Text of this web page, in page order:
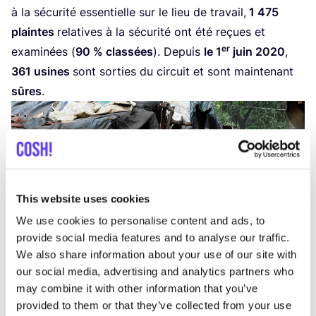
This website uses cookies
We use cookies to personalise content and ads, to
provide social media features and to analyse our traffic.
We also share information about your use of our site with
our social media, advertising and analytics partners who
may combine it with other information that you’ve
provided to them or that they’ve collected from your use
à la sécu­ri­té essen­tielle sur le lieu de tra­vail, 1 475
plaintes rela­tives à la sécu­ri­té ont été reçues et
exa­mi­nées (90 % clas­sées). Depuis le 1er juin 2020,
361 usines sont sor­ties du cir­cuit et sont main­te­nant
sûres.
Cet accord per­met la mise en place d’un dia­logue